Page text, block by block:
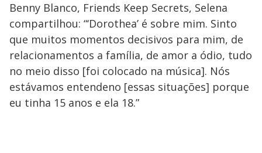
Benny Blanco, Friends Keep Secrets, Selena
compartilhou: “‘Dorothea’ é sobre mim. Sinto
que muitos momentos decisivos para mim, de
relacionamentos a família, de amor a ódio, tudo
no meio disso [foi colocado na música]. Nós
estávamos entendeno [essas situações] porque
eu tinha 15 anos e ela 18.”